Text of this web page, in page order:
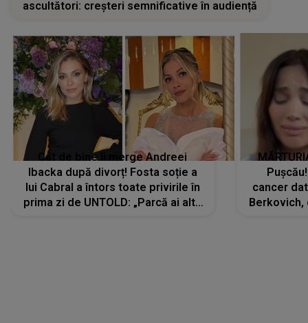
ascultători: creșteri semnificative în audiență
Cât de bine îi merge Andreei
Ibacka după divorț! Fosta soție a
lui Cabral a întors toate privirile în
prima zi de UNTOLD: „Parcă ai altă
cancer